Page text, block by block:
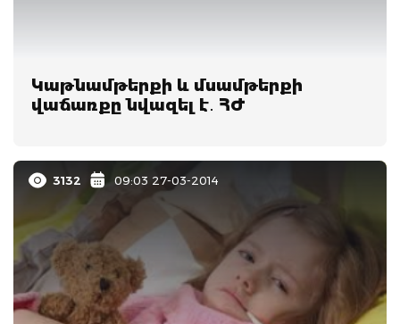
Կաթնամթերքի և մսամթերքի
վաճառքը նվազել է․ ՀԺ
3132 09:03 27-03-2014